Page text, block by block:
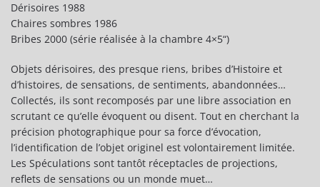
Dérisoires 1988
Chaires sombres 1986
Bribes 2000 (série réalisée à la chambre 4×5“)
Objets dérisoires, des presque riens, bribes d’Histoire et
d’histoires, de sensations, de sentiments, abandonnées…
Collectés, ils sont recomposés par une libre association en
scrutant ce qu’elle évoquent ou disent. Tout en cherchant la
précision photographique pour sa force d’évocation,
l’identification de l’objet originel est volontairement limitée.
Les Spéculations sont tantôt réceptacles de projections,
reflets de sensations ou un monde muet…